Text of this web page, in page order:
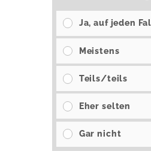
Ja, auf jeden
Meistens
Teils/teils
Eher selten
Gar nicht